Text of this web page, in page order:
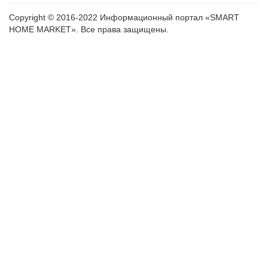
Copyright © 2016-2022 Информационный портал «SMART
HOME MARKET». Все права защищены.